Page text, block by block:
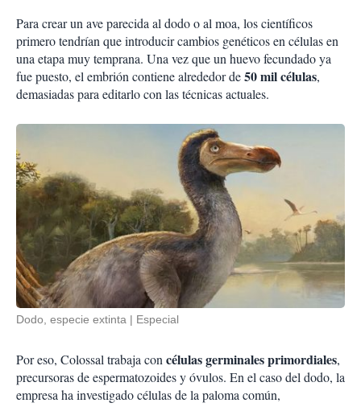
Para crear un ave parecida al dodo o al moa, los científicos
primero tendrían que introducir cambios genéticos en células en
una etapa muy temprana. Una vez que un huevo fecundado ya
fue puesto, el embrión contiene alrededor de50 mil células,
demasiadas para editarlo con las técnicas actuales.
Dodo, especie extinta Especial
Por eso, Colossal trabaja concélulas germinales primordiales,
precursoras de espermatozoides y óvulos. En el caso del dodo, la
empresa ha investigado células de la paloma común,